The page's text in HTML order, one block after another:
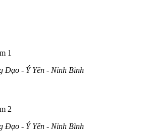
Đạo - Ý Yên - Ninh Bình
Đạo - Ý Yên - Ninh Bình